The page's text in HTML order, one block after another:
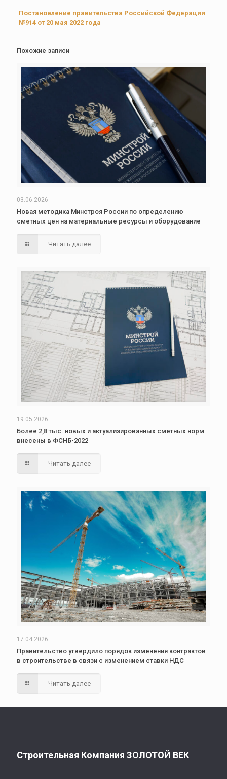
Постановление правительства Российской Федерации
№914 от 20 мая 2022 года
Похожие записи
03.06.2026
Новая методика Минстроя России по определению
сметных цен на материальные ресурсы и оборудование
Читать далее
19.05.2026
Более 2,8 тыс. новых и актуализированных сметных норм
внесены в ФСНБ-2022
Читать далее
17.04.2026
Правительство утвердило порядок изменения контрактов
в строительстве в связи с изменением ставки НДС
Читать далее
Строительная Компания ЗОЛОТОЙ ВЕК